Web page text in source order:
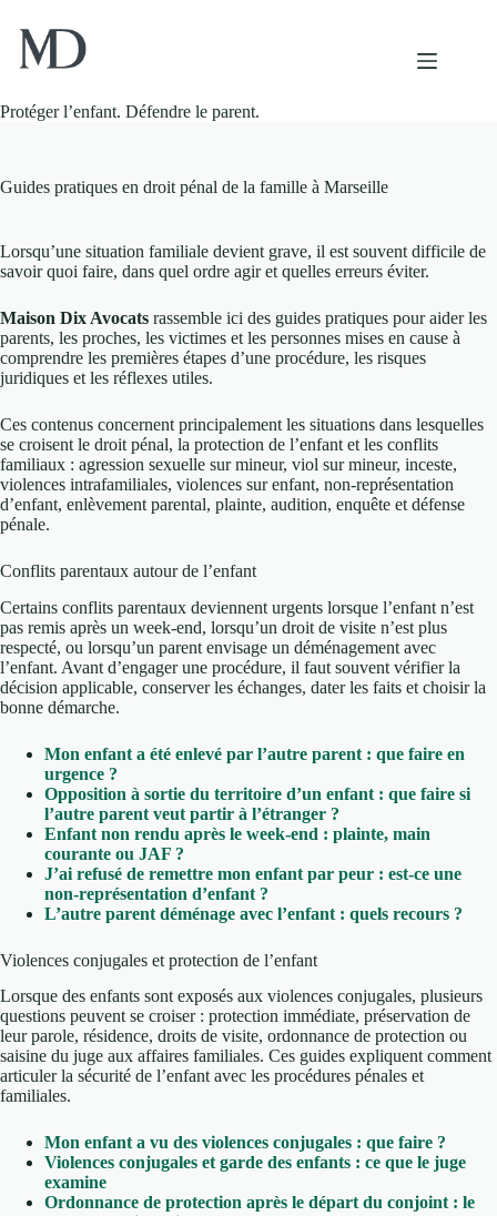
contenu
Protéger l’enfant. Défendre le parent.
Guides pratiques en droit pénal de la famille à Marseille
Lorsqu’une situation familiale devient grave, il est souvent difficile de
savoir quoi faire, dans quel ordre agir et quelles erreurs éviter.
Maison Dix Avocats rassemble ici des guides pratiques pour aider les
parents, les proches, les victimes et les personnes mises en cause à
comprendre les premières étapes d’une procédure, les risques
juridiques et les réflexes utiles.
Ces contenus concernent principalement les situations dans lesquelles
se croisent le droit pénal, la protection de l’enfant et les conflits
familiaux : agression sexuelle sur mineur, viol sur mineur, inceste,
violences intrafamiliales, violences sur enfant, non-représentation
d’enfant, enlèvement parental, plainte, audition, enquête et défense
pénale.
Conflits parentaux autour de l’enfant
Certains conflits parentaux deviennent urgents lorsque l’enfant n’est
pas remis après un week-end, lorsqu’un droit de visite n’est plus
respecté, ou lorsqu’un parent envisage un déménagement avec
l’enfant. Avant d’engager une procédure, il faut souvent vérifier la
décision applicable, conserver les échanges, dater les faits et choisir la
bonne démarche.
Mon enfant a été enlevé par l’autre parent : que faire en
urgence ?
Opposition à sortie du territoire d’un enfant : que faire si
l’autre parent veut partir à l’étranger ?
Enfant non rendu après le week-end : plainte, main
courante ou JAF ?
J’ai refusé de remettre mon enfant par peur : est-ce une
non-représentation d’enfant ?
L’autre parent déménage avec l’enfant : quels recours ?
Violences conjugales et protection de l’enfant
Lorsque des enfants sont exposés aux violences conjugales, plusieurs
questions peuvent se croiser : protection immédiate, préservation de
leur parole, résidence, droits de visite, ordonnance de protection ou
saisine du juge aux affaires familiales. Ces guides expliquent comment
articuler la sécurité de l’enfant avec les procédures pénales et
familiales.
Mon enfant a vu des violences conjugales : que faire ?
Violences conjugales et garde des enfants : ce que le juge
examine
Ordonnance de protection après le départ du conjoint : le